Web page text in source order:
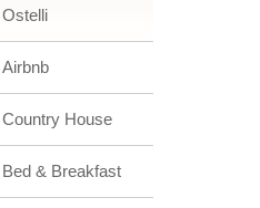
Ostelli
Airbnb
Country House
Bed & Breakfast